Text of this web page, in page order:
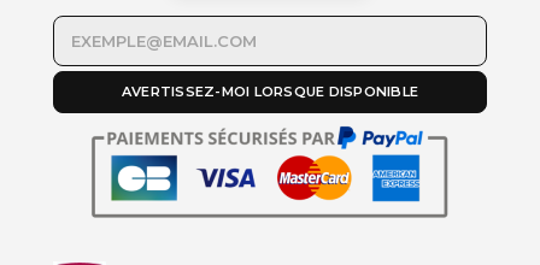
AVERTISSEZ-MOI LORSQUE DISPONIBLE